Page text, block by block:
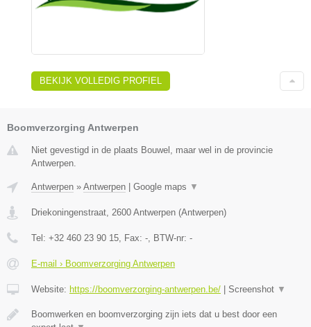
BEKIJK VOLLEDIG PROFIEL
Boomverzorging Antwerpen
Niet gevestigd in de plaats Bouwel, maar wel in de provincie
Antwerpen.
Antwerpen » Antwerpen | Google maps ▼
Driekoningenstraat 2600 Antwerpen (Antwerpen)
Tel: +32 460 23 90 15 , Fax: - , BTW-nr: -
E-mail › Boomverzorging Antwerpen
Website: https://boomverzorging-antwerpen.be/ | Screenshot ▼
Boomwerken en boomverzorging zijn iets dat u best door een